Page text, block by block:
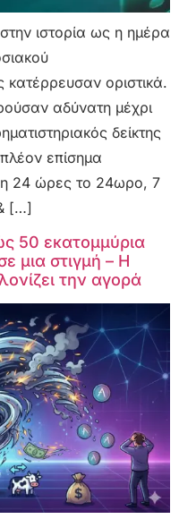
ιστορία ως η ημέρα
κατέρρευσαν οριστικά.
αδύνατη μέχρι
δείκτης
επίσημα
24 ώρες το 24ωρο, 7
[…]
50 εκατομμύρια
μια στιγμή – Η
την αγορά